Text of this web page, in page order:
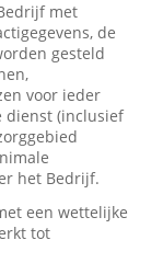
met
de
gesteld
voor ieder
dienst (inclusief
het Bedrijf.
een wettelijke
tot